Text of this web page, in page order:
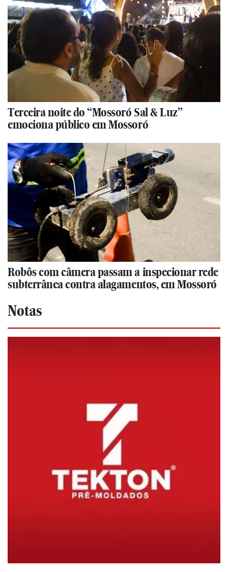
Terceira noite do “Mossoró Sal & Luz”
emociona público em Mossoró
Robôs com câmera passam a inspecionar rede
subterrânea contra alagamentos, em Mossoró
Notas